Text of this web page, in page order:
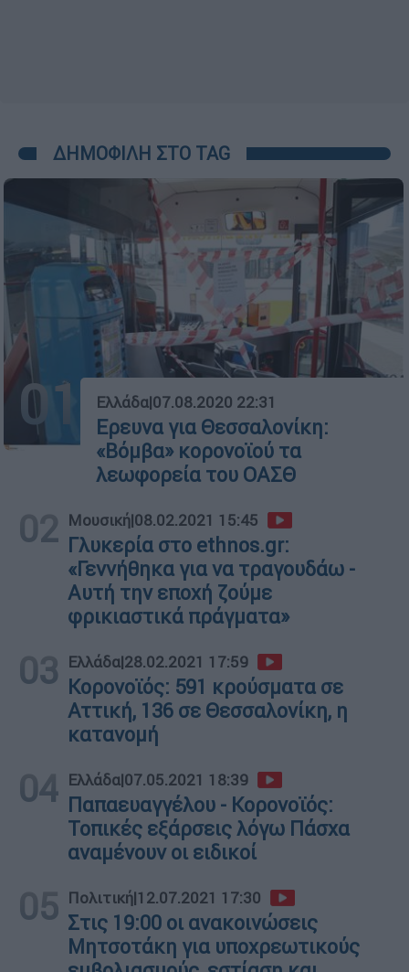
ΔΗΜΟΦΙΛΗ ΣΤΟ TAG
01 Ελλάδα|07.08.2020 22:31
Ερευνα για Θεσσαλονίκη:
«Βόμβα» κορονοϊού τα
λεωφορεία του ΟΑΣΘ
02 Μουσική|08.02.2021 15:45
Γλυκερία στο ethnos.gr:
«Γεννήθηκα για να τραγουδάω -
Αυτή την εποχή ζούμε
φρικιαστικά πράγματα»
03 Ελλάδα|28.02.2021 17:59
Κορονοϊός: 591 κρούσματα σε
Αττική, 136 σε Θεσσαλονίκη, η
κατανομή
04 Ελλάδα|07.05.2021 18:39
Παπαευαγγέλου - Κορονοϊός:
Τοπικές εξάρσεις λόγω Πάσχα
αναμένουν οι ειδικοί
05 Πολιτική|12.07.2021 17:30
Στις 19:00 οι ανακοινώσεις
Μητσοτάκη για υποχρεωτικούς